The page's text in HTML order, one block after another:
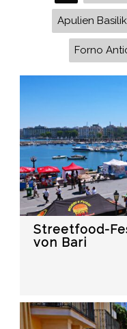
Streetfood-
von Bari